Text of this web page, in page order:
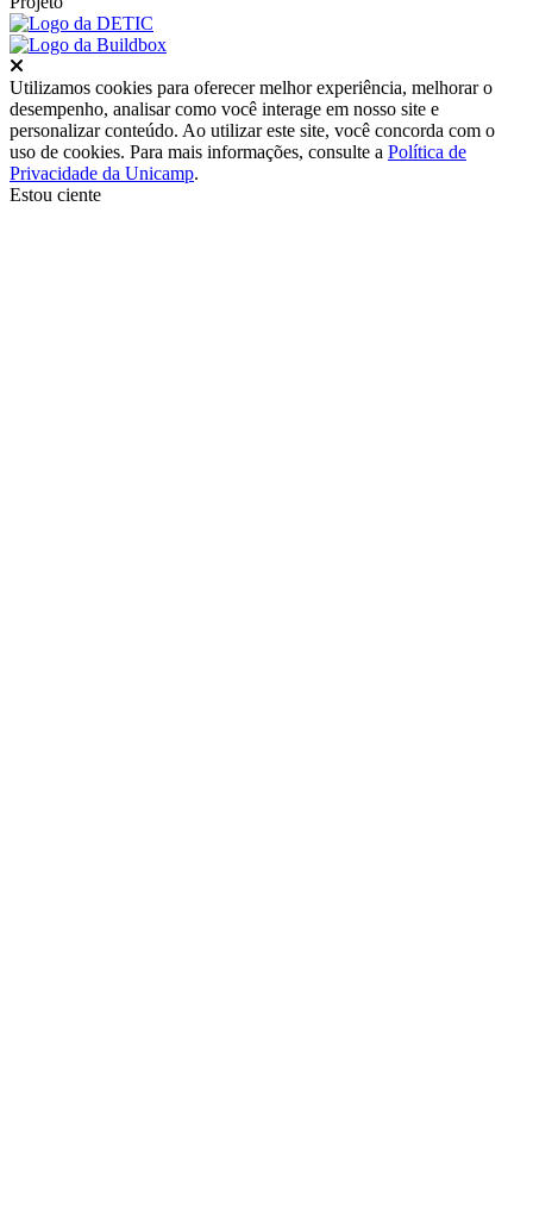
Utilizamos cookies para oferecer melhor experiência, melhorar o
desempenho, analisar como você interage em nosso site e
personalizar conteúdo. Ao utilizar este site, você concorda com o
uso de cookies. Para mais informações, consulte a Política de
Privacidade da Unicamp.
Estou ciente